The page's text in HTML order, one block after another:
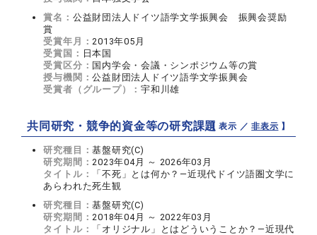
賞名： 公益財団法人ドイツ語学文学振興会 振興会奨励
賞
受賞年月：2013年05月
受賞国： 日本国
受賞区分： 国内学会・会議・シンポジウム等の賞
授与機関：公益財団法人ドイツ語学文学振興会
受賞者（グループ）：宇和川雄
共同研究・競争的資金等の研究課題【 表示 ／非表示 】
研究種目：基盤研究(C)
研究期間：2023年04月 ～ 2026年03月
タイトル：
「不死」とは何か？―近現代ドイツ語圏文学に
あらわれた死生観
研究種目：基盤研究(C)
研究期間：2018年04月 ～ 2022年03月
タイトル：
「オリジナル」とはどういうことか？―近現代